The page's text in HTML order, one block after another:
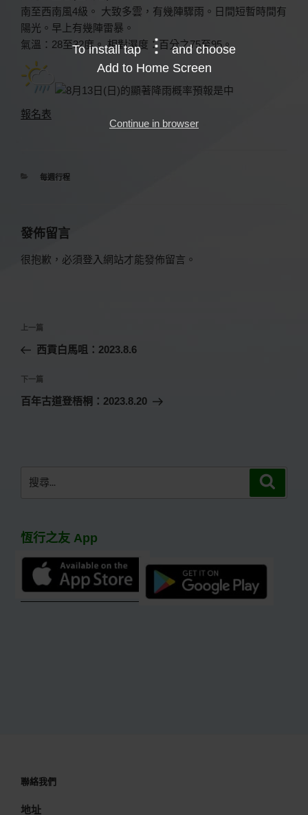
南至西南風4級。 大致多雲，有幾陣驟雨。日間短暫時間有
陽光。早上有幾陣雷暴。
氣溫：28至32度。 相對濕度：百分之75至95。
報名表
分
每週行程
發佈留言
很抱歉，必須登入網站才能發佈留言。
文
導
覽
上
一
文
章
上一篇
西貢白馬咀：2023.8.6
下
一
下一篇
百年古道登梧桐：2023.8.20
尋
字:
恆行之友 App
聯絡我們
地址
To install tap
and choose
Add to Home Screen
Continue in browser